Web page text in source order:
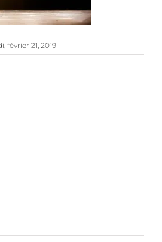
février 21, 2019